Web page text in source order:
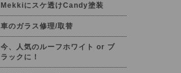
Mekkiにスケ透けCandy塗装
車のガラス修理/取替
今、人気のルーフホワイト or ブ
ラックに！